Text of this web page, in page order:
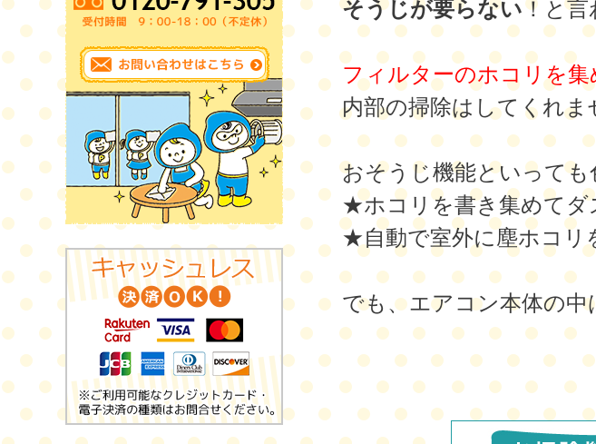
そうじが要らない！と
フィルターのホコリを集
内部の掃除はしてくれま
おそうじ機能といっても
★ホコリを書き集めてダ
★自動で室外に塵ホコリ
でも、エアコン本体の中